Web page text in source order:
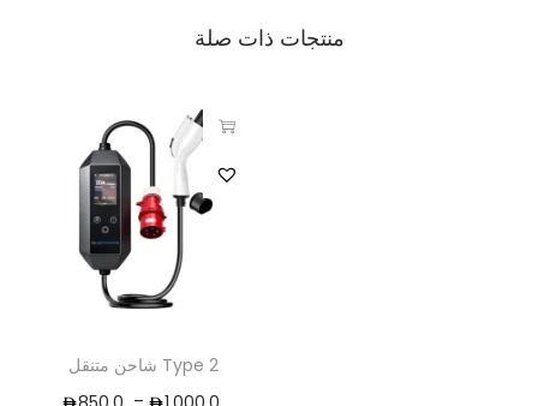
منتجات ذات صلة
شاحن متنقل Type 2